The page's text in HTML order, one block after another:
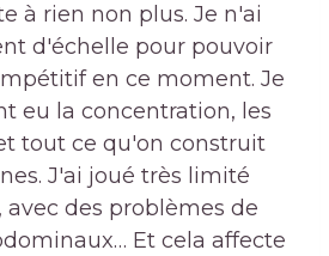
à rien non plus. Je n'ai
d'échelle pour pouvoir
en ce moment. Je
eu la concentration, les
tout ce qu'on construit
J'ai joué très limité
des problèmes de
Et cela affecte